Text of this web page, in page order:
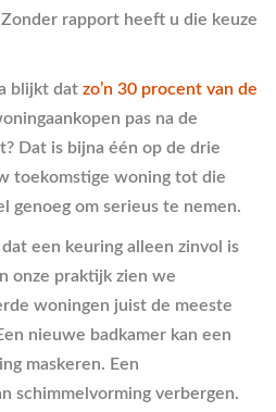
rapport heeft u die keuze
blijkt dat zo’n 30 procent van de
pas na de
Dat is bijna één op de drie
toekomstige woning tot die
genoeg om serieus te nemen.
een keuring alleen zinvol is
onze praktijk zien we
woningen juist de meeste
nieuwe badkamer kan een
maskeren. Een
schimmelvorming verbergen.